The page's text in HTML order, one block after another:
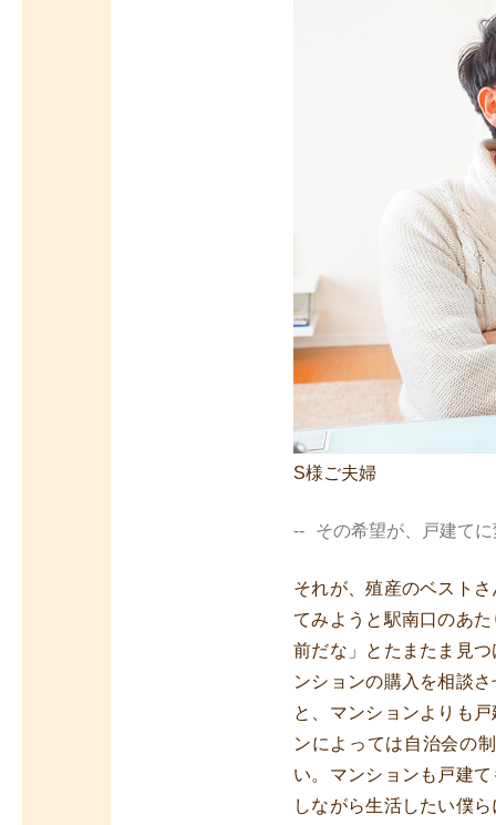
S様ご夫婦
その希望が、戸建て
それが、殖産のベスト
てみようと駅南口のあ
前だな」とたまたま見
ンションの購入を相談
と、マンションよりも
ンによっては自治会の
い。マンションも戸建
しながら生活したい僕